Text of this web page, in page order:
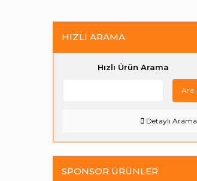
HIZLI ARAMA
Hızlı Ürün Arama
Ara
Detaylı Arama
SPONSOR ÜRÜNLER